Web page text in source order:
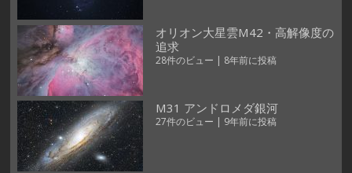
オリオン大星雲M42・高解像度の
追求
28件のビュー | 8年前に投稿
M31 アンドロメダ銀河
27件のビュー | 9年前に投稿